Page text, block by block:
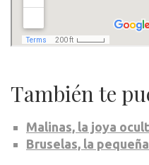
También te
Malinas, la joya
Bruselas, la